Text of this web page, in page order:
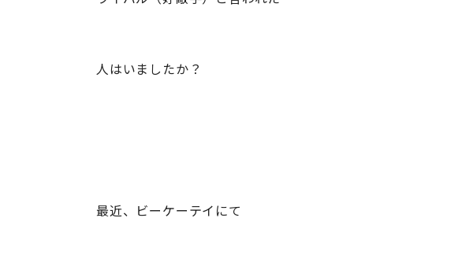
人はいましたか？
最近、ビーケーテイにて